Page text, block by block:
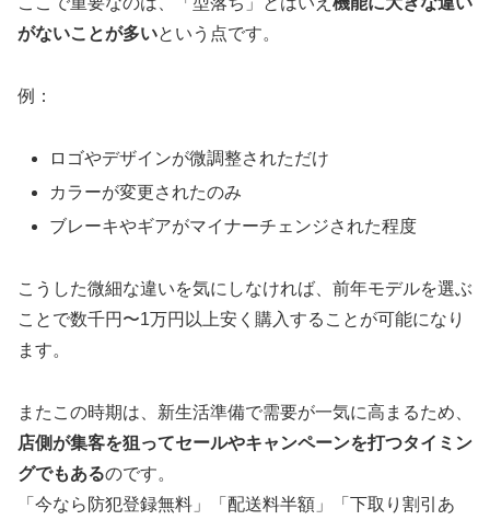
がないことが多いという点です。
例：
ロゴやデザインが微調整されただけ
カラーが変更されたのみ
ブレーキやギアがマイナーチェンジされた程度
こうした微細な違いを気にしなければ、前年モデルを選ぶ
ことで数千円〜1万円以上安く購入することが可能になり
ます。
またこの時期は、新生活準備で需要が一気に高まるため、
店側が集客を狙ってセールやキャンペーンを打つタイミン
グでもあるのです。
「今なら防犯登録無料」「配送料半額」「下取り割引あ